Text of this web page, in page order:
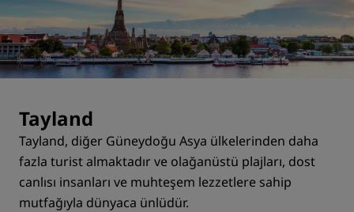
Tayland
Tayland, diğer Güneydoğu Asya ülkelerinden daha
fazla turist almaktadır ve olağanüstü plajları, dost
canlısı insanları ve muhteşem lezzetlere sahip
mutfağıyla dünyaca ünlüdür.